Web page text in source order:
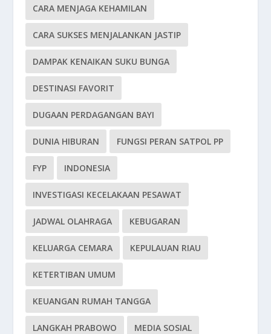
CARA MENJAGA KEHAMILAN
CARA SUKSES MENJALANKAN JASTIP
DAMPAK KENAIKAN SUKU BUNGA
DESTINASI FAVORIT
DUGAAN PERDAGANGAN BAYI
DUNIA HIBURAN FUNGSI PERAN SATPOL PP
FYP INDONESIA
INVESTIGASI KECELAKAAN PESAWAT
JADWAL OLAHRAGA KEBUGARAN
KELUARGA CEMARA KEPULAUAN RIAU
KETERTIBAN UMUM
KEUANGAN RUMAH TANGGA
LANGKAH PRABOWO MEDIA SOSIAL